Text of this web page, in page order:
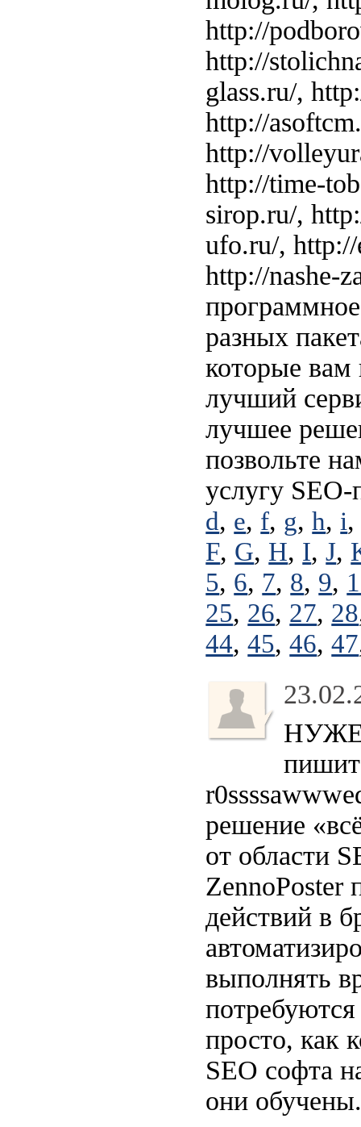
http://
http://
glass.ru/,
http://
http://
http://time-
sirop.ru/,
ufo.ru/,
http://nashe-
разных
которые вам
лучший
лучшее
позвольте
услугу
d, e, f, g,h, i
F, G, H, I,J,
5, 6, 7, 8, 9,
25, 26, 27, 28
44,45,46,47
решение
от области
ZennoPoster
действий в
выполнять
просто, как
SEO софта
они